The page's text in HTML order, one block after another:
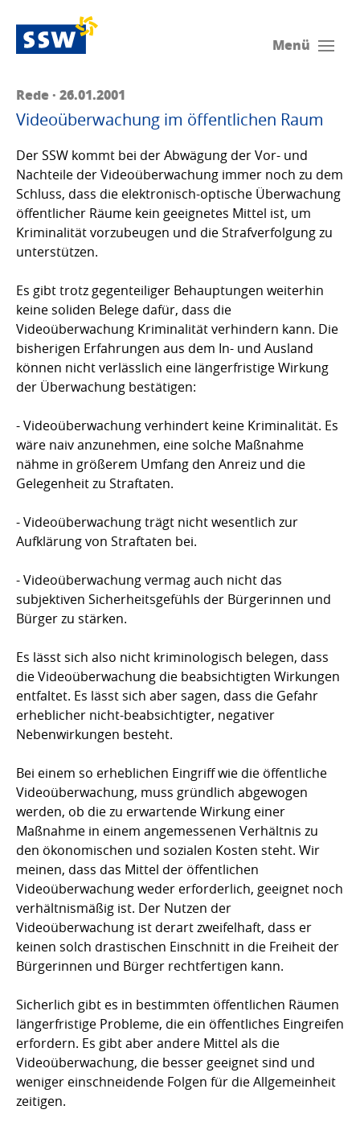
Menü
Rede · 26.01.2001
Videoüberwachung im öffentlichen Raum
Der SSW kommt bei der Abwägung der Vor- und
Nachteile der Videoüberwachung immer noch zu dem
Schluss, dass die elektronisch-optische Überwachung
öffentlicher Räume kein geeignetes Mittel ist, um
Kriminalität vorzubeugen und die Strafverfolgung zu
unterstützen.
Es gibt trotz gegenteiliger Behauptungen weiterhin
keine soliden Belege dafür, dass die
Videoüberwachung Kriminalität verhindern kann. Die
bisherigen Erfahrungen aus dem In- und Ausland
können nicht verlässlich eine längerfristige Wirkung
der Überwachung bestätigen:
- Videoüberwachung verhindert keine Kriminalität. Es
wäre naiv anzunehmen, eine solche Maßnahme
nähme in größerem Umfang den Anreiz und die
Gelegenheit zu Straftaten.
- Videoüberwachung trägt nicht wesentlich zur
Aufklärung von Straftaten bei.
- Videoüberwachung vermag auch nicht das
subjektiven Sicherheitsgefühls der Bürgerinnen und
Bürger zu stärken.
Es lässt sich also nicht kriminologisch belegen, dass
die Videoüberwachung die beabsichtigten Wirkungen
entfaltet. Es lässt sich aber sagen, dass die Gefahr
erheblicher nicht-beabsichtigter, negativer
Nebenwirkungen besteht.
Bei einem so erheblichen Eingriff wie die öffentliche
Videoüberwachung, muss gründlich abgewogen
werden, ob die zu erwartende Wirkung einer
Maßnahme in einem angemessenen Verhältnis zu
den ökonomischen und sozialen Kosten steht. Wir
meinen, dass das Mittel der öffentlichen
Videoüberwachung weder erforderlich, geeignet noch
verhältnismäßig ist. Der Nutzen der
Videoüberwachung ist derart zweifelhaft, dass er
keinen solch drastischen Einschnitt in die Freiheit der
Bürgerinnen und Bürger rechtfertigen kann.
Sicherlich gibt es in bestimmten öffentlichen Räumen
längerfristige Probleme, die ein öffentliches Eingreifen
erfordern. Es gibt aber andere Mittel als die
Videoüberwachung, die besser geeignet sind und
weniger einschneidende Folgen für die Allgemeinheit
zeitigen.